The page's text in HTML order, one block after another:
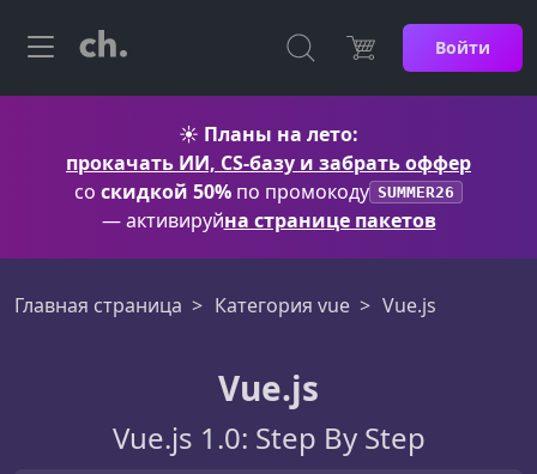
Войти
☀️ Планы на лето:
прокачать ИИ, CS-базу и забрать оффер
со скидкой 50% по промокоду SUMMER26
— активируйна странице пакетов
Главная страница Категория vue Vue.js
Vue.js
Vue.js 1.0: Step By Step